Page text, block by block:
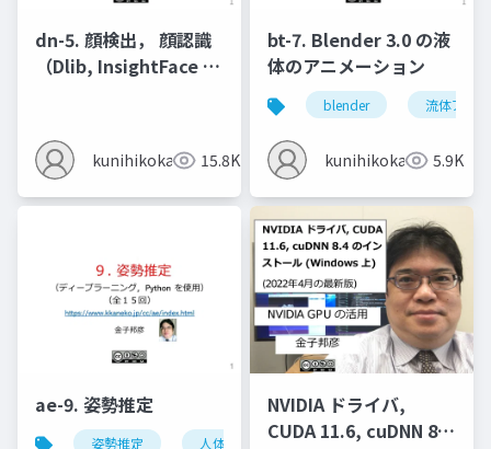
dn-5. 顔検出， 顔認識
（Dlib, InsightFace を
kunihikokaneko15.8K
bt-7. Blender 3.0 の液
体のアニメーション
blender 流体アニ
kunihikokaneko5.9K
ae-9. 姿勢推定
姿勢推定 人体の姿勢推定 頭部の姿勢推定
NVIDIA ドライバ,
CUDA 11.6, cuDNN 8.4